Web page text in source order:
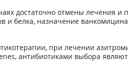
достаточно отмены лечения
и белка, назначение
при лечении
антибиотиками выбора